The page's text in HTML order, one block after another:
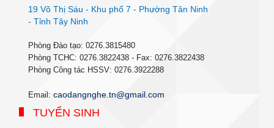
19 Võ Thị Sáu - Khu phố 7 - Phường Tân Ninh
- Tỉnh Tây Ninh
Phòng Đào tạo: 0276.3815480
Phòng TCHC: 0276.3822438 - Fax: 0276.3822438
Phòng Công tác HSSV: 0276.3922288
Email: caodangnghe.tn@gmail.com
TUYỂN SINH